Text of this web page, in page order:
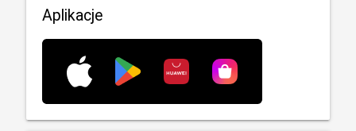
Aplikacje